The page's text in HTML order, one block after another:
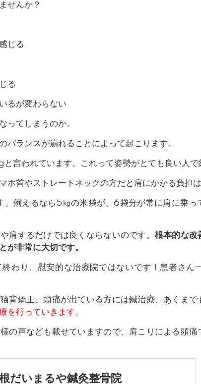
せんか？
じる
る
るが変わらない
ってしまうのか。
バランスが崩れることによって起こります。
言われています。これって姿勢がとても良い人
ホ首やストレートネックの方だと肩にかかる負担
例えるなら5㎏の米袋が、6袋分が常に肩に乗っ
肩するだけでは良くならないのです。 根本的な改
が非常に大切です。
わり、慰安的な治療院ではないです！患者さん
背矯正、頭痛が出ている方には鍼治療、あくまで
を行っていきます。
の声なども載せていますので、肩こりによる頭